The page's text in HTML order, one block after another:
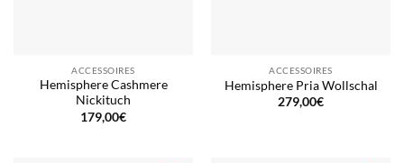
ACCESSOIRES
Hemisphere Cashmere
Nickituch
179,00€
ACCESSOIRES
Hemisphere Pria Wollschal
279,00€